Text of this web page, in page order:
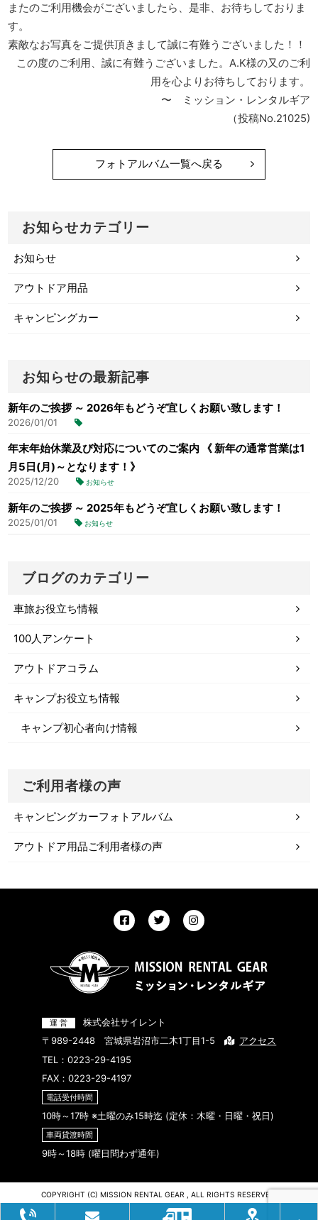
またのご利用機会がございましたら、是非、お待ちしておりま
す。
素敵なお写真をご提供頂きまして誠に有難うございました！！
この度のご利用、誠に有難うございました。A.K様の又のご利
用を心よりお待ちしております。
〜 ミッション・レンタルギア
（投稿No.21025)
フォトアルバム一覧へ戻る
お知らせカテゴリー
お知らせ
アウトドア用品
キャンピングカー
お知らせの最新記事
新年のご挨拶 ～ 2026年もどうぞ宜しくお願い致します！
2026/01/01
年末年始休業及び対応についてのご案内 《 新年の通常営業は1
月5日(月)～となります！》
2025/12/20 お知らせ
新年のご挨拶 ～ 2025年もどうぞ宜しくお願い致します！
2025/01/01 お知らせ
ブログのカテゴリー
車旅お役立ち情報
100人アンケート
アウトドアコラム
キャンプお役立ち情報
キャンプ初心者向け情報
ご利用者様の声
キャンピングカーフォトアルバム
アウトドア用品ご利用者様の声
株式会社サイレント
〒989-2448 宮城県岩沼市二木1丁目1-5
アクセス
TEL： 0223-29-4195
FAX：0223-29-4197
電話受付時間
10時～17時 ※土曜のみ15時迄 (定休：木曜・日曜・祝日)
車両貸渡時間
9時～18時 (曜日問わず通年)
COPYRIGHT (C) MISSION RENTAL GEAR , ALL RIGHTS RESERVED.